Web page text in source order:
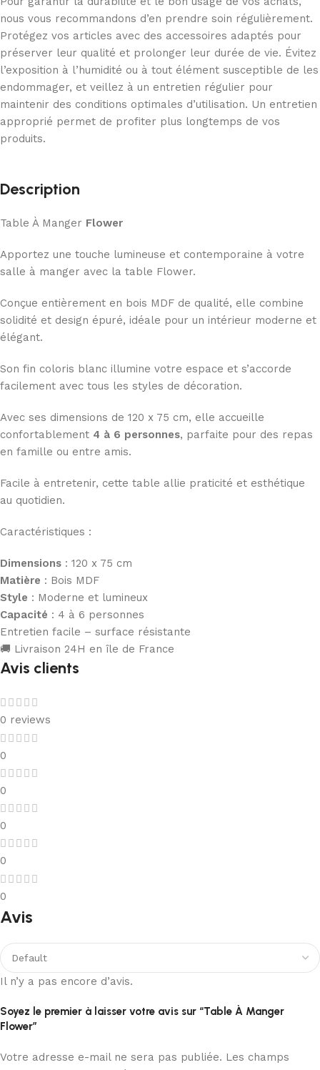
nous vous recommandons d’en prendre soin régulièrement.
Protégez vos articles avec des accessoires adaptés pour
préserver leur qualité et prolonger leur durée de vie. Évitez
l’exposition à l’humidité ou à tout élément susceptible de les
endommager, et veillez à un entretien régulier pour
maintenir des conditions optimales d’utilisation. Un entretien
approprié permet de profiter plus longtemps de vos
produits.
Description
Table À Manger Flower
Apportez une touche lumineuse et contemporaine à votre
salle à manger avec la table Flower.
Conçue entièrement en bois MDF de qualité, elle combine
solidité et design épuré, idéale pour un intérieur moderne et
élégant.
Son fin coloris blanc illumine votre espace et s’accorde
facilement avec tous les styles de décoration.
Avec ses dimensions de 120 x 75 cm, elle accueille
confortablement 4 à 6 personnes, parfaite pour des repas
en famille ou entre amis.
Facile à entretenir, cette table allie praticité et esthétique
au quotidien.
Caractéristiques :
Dimensions : 120 x 75 cm
Matière : Bois MDF
Style : Moderne et lumineux
Capacité : 4 à 6 personnes
Entretien facile – surface résistante
🚚 Livraison 24H en île de France
Avis clients
0 reviews
0
0
0
0
0
Avis
Il n’y a pas encore d’avis.
Soyez le premier à laisser votre avis sur “Table À Manger
Flower”
Votre adresse e-mail ne sera pas publiée. Les champs